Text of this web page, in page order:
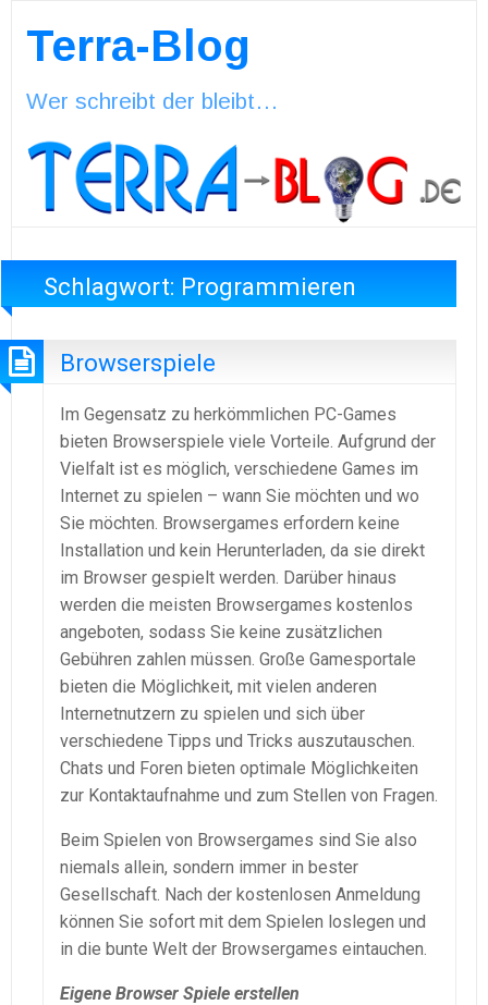
Terra-Blog
Wer schreibt der bleibt…
Schlagwort: Programmieren
Browserspiele
Im Gegensatz zu herkömmlichen PC-Games
bieten Browserspiele viele Vorteile. Aufgrund der
Vielfalt ist es möglich, verschiedene Games im
Internet zu spielen – wann Sie möchten und wo
Sie möchten. Browsergames erfordern keine
Installation und kein Herunterladen, da sie direkt
im Browser gespielt werden. Darüber hinaus
werden die meisten Browsergames kostenlos
angeboten, sodass Sie keine zusätzlichen
Gebühren zahlen müssen. Große Gamesportale
bieten die Möglichkeit, mit vielen anderen
Internetnutzern zu spielen und sich über
verschiedene Tipps und Tricks auszutauschen.
Chats und Foren bieten optimale Möglichkeiten
zur Kontaktaufnahme und zum Stellen von Fragen.
Beim Spielen von Browsergames sind Sie also
niemals allein, sondern immer in bester
Gesellschaft. Nach der kostenlosen Anmeldung
können Sie sofort mit dem Spielen loslegen und
in die bunte Welt der Browsergames eintauchen.
Eigene Browser Spiele erstellen